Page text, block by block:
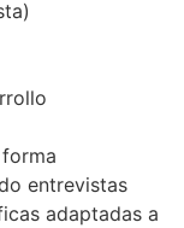
entrevistas
adaptadas a